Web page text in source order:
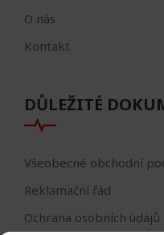
O nás
Kontakt
DŮLEŽITÉ
Všeobecné obchodní
Reklamační řád
Ochrana osobních údajů